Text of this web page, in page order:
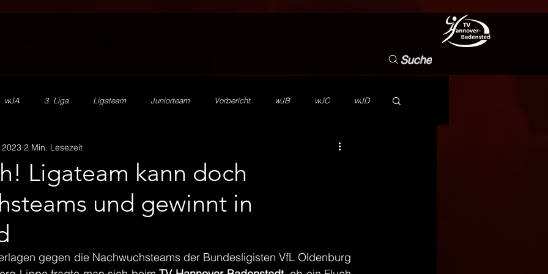
Suche
wJA 3. Liga Ligateam Juniorteam Vorbericht wJB wJC wJD
2. Herren mJA Vorstand
SR Zn/S Förderverein
Ligateam kann doch
und gewinnt in
2023 2 Min. Lesezeit
gegen die Nachwuchsteams der Bundesligisten VfL Oldenburg